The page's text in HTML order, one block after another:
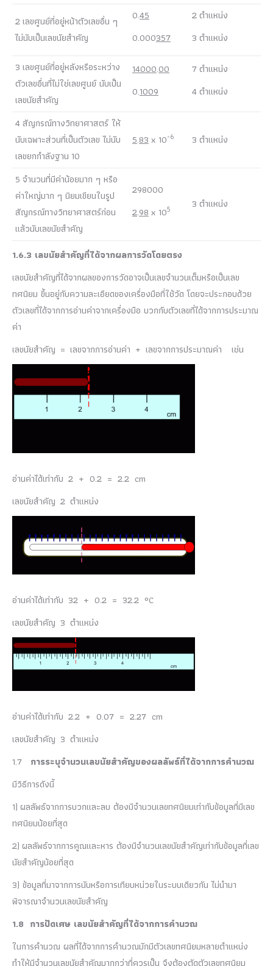
2 เลขศูนย์ที่อยู่หน้าตัวเลขอื่น ๆ
ไม่นับเป็นเลขนัยสำคัญ
0.45
0.000357
2 ตำแหน่ง
3 ตำแหน่ง
3 เลขศูนย์ที่อยู่หลังหรือระหว่าง
ตัวเลขอื่นที่ไม่ใช่เลขศูนย์ นับเป็น
เลขนัยสำคัญ
14000.00
0.1009
7 ตำแหน่ง
4 ตำแหน่ง
4 สัญกรณ์ทางวิทยาศาสตร์ ให้
นับเฉพาะส่วนที่เป็นตัวเลข ไม่นับ
เลขยกกำลังฐาน 10
5.83x 10-6 3 ตำแหน่ง
5 จำนวนที่มีค่าน้อยมาก ๆ หรือ
ค่าใหญ่มาก ๆ นิยมเขียนในรูป
สัญกรณ์ทางวิทยาศาสตร์ก่อน
แล้วนับเลขนัยสำคัญ
298000
2.98x 105 3 ตำแหน่ง
1.6.3 เลขนัยสำคัญที่ได้จากผลการวัดโดยตรง
เลขนัยสำคัญที่ได้จากผลของการวัดอาจเป็นเลขจำนวนเต็มหรือเป็นเลข
ทศนิยม ขึ้นอยู่กับความละเอียดของเครื่องมือที่ใช้วัด โดยจะประกอบด้วย
ตัวเลขที่ได้จากการอ่านค่าจากเครื่องมือ บวกกับตัวเลขที่ได้จากการประมาณ
ค่า
เลขนัยสำคัญ = เลขจากการอ่านค่า + เลขจากการประมาณค่า เช่น
อ่านค่าได้เท่ากับ 2 + 0.2 = 2.2 cm
เลขนัยสำคัญ 2 ตำแหน่ง
อ่านค่าได้เท่ากับ 32 + 0.2 = 32.2 °C
เลขนัยสำคัญ 3 ตำแหน่ง
อ่านค่าได้เท่ากับ 2.2 + 0.07 = 2.27 cm
เลขนัยสำคัญ 3 ตำแหน่ง
1.7
การระบุจำนวนเลขนัยสำคัญของผลลัพธ์ที่ได้จากการคำนวณ
มีวิธีการดังนี้
1) ผลลัพธ์จากการบวกและลบ ต้องมีจำนวนเลขทศนิยมเท่ากับข้อมูลที่มีเลข
ทศนิยมน้อยที่สุด
2) ผลลัพธ์จากการคูณและหาร ต้องมีจำนวนเลขนัยสำคัญเท่ากับข้อมูลที่เลข
นัยสำคัญน้อยที่สุด
3) ข้อมูลที่มาจากการนับหรือการเทียบหน่วยในระบบเดียวกัน ไม่นำมา
พิจารณาจำนวนเลขนัยสำคัญ
1.8 การปัดเศษ เลขนัยสำคัญที่ได้จากการคำนวณ
ในการคำนวณ ผลที่ได้จากการคำนวณมักมีตัวเลขทศนิยมหลายตำแหน่ง
ทำให้มีจำนวนเลขนัยสำคัญมากกว่าที่ควรเป็น จึงต้องตัดตัวเลขทศนิยม